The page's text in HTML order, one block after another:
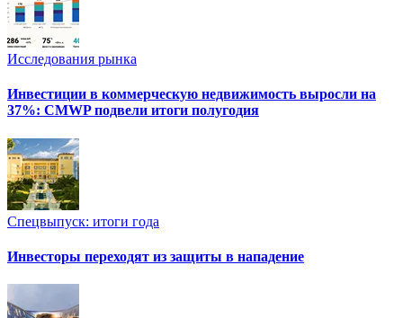
Исследования рынка
Инвестиции в коммерческую недвижимость выросли на
37%: CMWP подвели итоги полугодия
Спецвыпуск: итоги года
Инвесторы переходят из защиты в нападение